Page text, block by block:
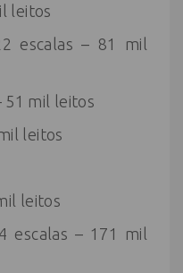
leitos
escalas – 81 mil
51 mil leitos
leitos
leitos
escalas – 171 mil